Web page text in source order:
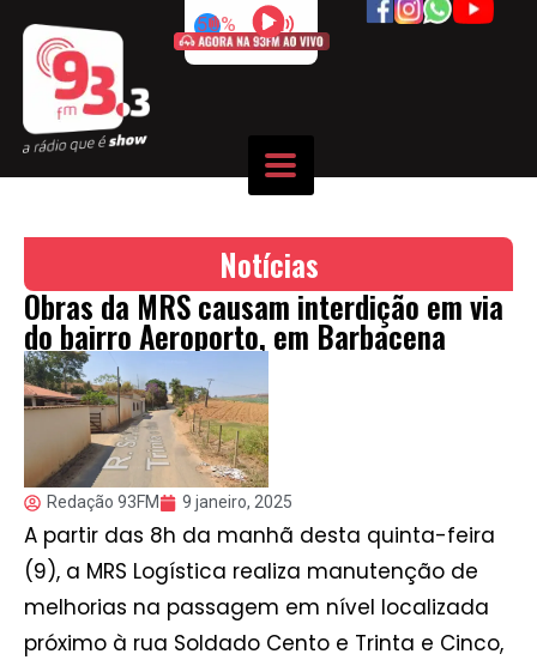
50%
Notícias
Obras da MRS causam interdição em via
do bairro Aeroporto, em Barbacena
Redação 93FM 9 janeiro, 2025
A partir das 8h da manhã desta quinta-feira
(9), a MRS Logística realiza manutenção de
melhorias na passagem em nível localizada
próximo à rua Soldado Cento e Trinta e Cinco,